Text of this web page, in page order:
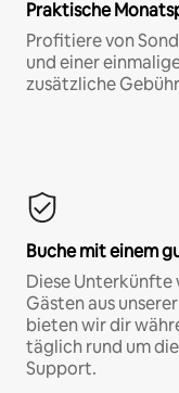
Praktische
Profitiere von
und einer
zusätzliche
Buche mit einem
Diese Unterkünfte
Gästen aus
bieten wir dir
täglich rund um
Support.